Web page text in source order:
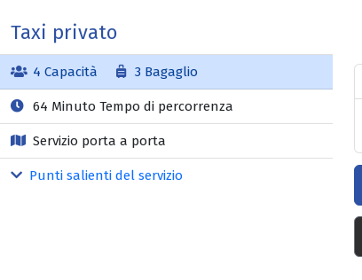
Taxi privato
4 Capacità 3 Bagaglio
64 Minuto Tempo di percorrenza
Servizio porta a porta
Punti salienti del servizio